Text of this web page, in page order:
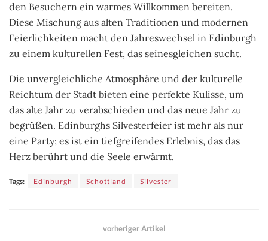
den Besuchern ein warmes Willkommen bereiten.
Diese Mischung aus alten Traditionen und modernen
Feierlichkeiten macht den Jahreswechsel in Edinburgh
zu einem kulturellen Fest, das seinesgleichen sucht.
Die unvergleichliche Atmosphäre und der kulturelle
Reichtum der Stadt bieten eine perfekte Kulisse, um
das alte Jahr zu verabschieden und das neue Jahr zu
begrüßen. Edinburghs Silvesterfeier ist mehr als nur
eine Party; es ist ein tiefgreifendes Erlebnis, das das
Herz berührt und die Seele erwärmt.
Tags: Edinburgh Schottland Silvester
vorheriger Artikel